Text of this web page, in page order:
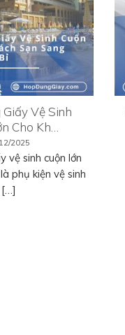
Vệ Sinh
Cho Kh…
2025
vệ sinh cuộn lớn
phụ kiện vệ sinh
[…]